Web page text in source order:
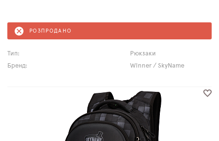
РОЗПРОДАНО
Тип:
Рюкзаки
Бренд:
Winner / SkyName